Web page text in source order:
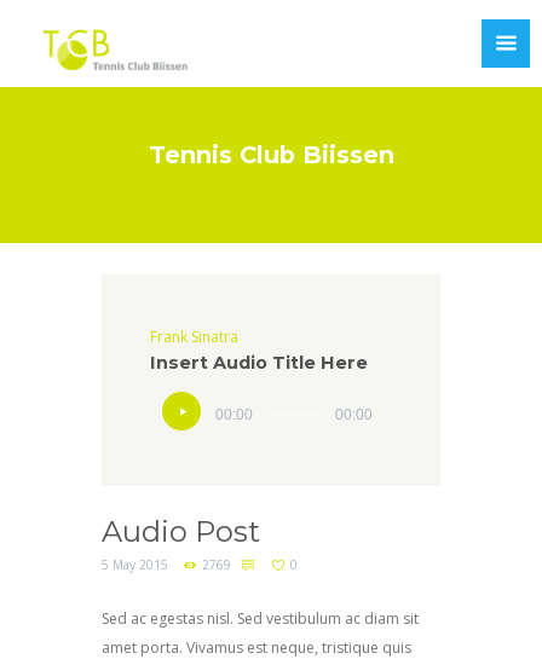
Tennis Club Biissen
Frank Sinatra
Insert Audio Title Here
00:00 00:00
Audio Post
5 May 2015 2769 0
Sed ac egestas nisl. Sed vestibulum ac diam sit
amet porta. Vivamus est neque, tristique quis